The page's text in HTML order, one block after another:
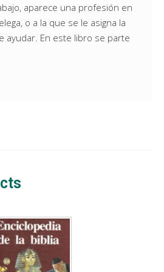
aparece una profesión en
o a la que se le asigna la
ayudar. En este libro se parte